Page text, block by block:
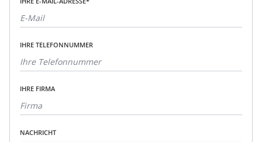
IHRE TELEFONNUMMER
IHRE FIRMA
NACHRICHT